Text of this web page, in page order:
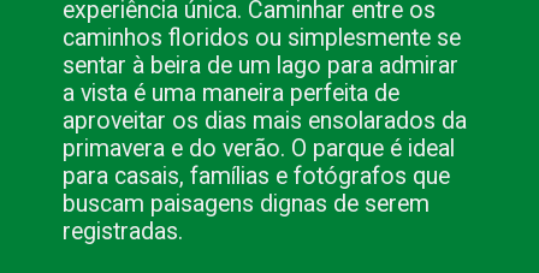
experiência única. Caminhar entre os
caminhos floridos ou simplesmente se
sentar à beira de um lago para admirar
a vista é uma maneira perfeita de
aproveitar os dias mais ensolarados da
primavera e do verão. O parque é ideal
para casais, famílias e fotógrafos que
buscam paisagens dignas de serem
registradas.